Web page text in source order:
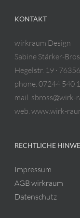
KONTAKT
wirkraum Design
Sabine Stärker-
Hegelstr. 19 ·
phone. 07244 540
mail. sbross@wirk-
web. www.wirk-
RECHTLICHE
Impressum
AGB wirkraum
Datenschutz